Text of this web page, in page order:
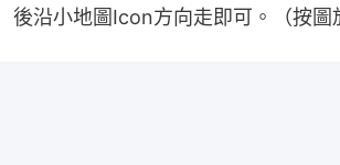
後沿小地圖Icon方向走即可。（按圖